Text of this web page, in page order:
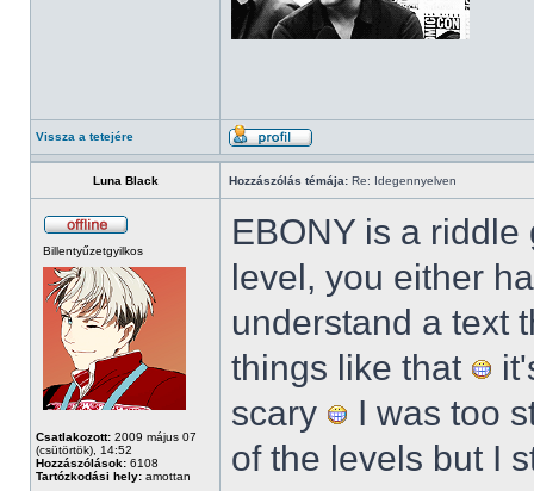
Vissza a tetejére
Luna Black Hozzászólás témája: Re: Idegennyelven
Billentyűzetgyilkos
Csatlakozott: 2009 május 07
(csütörtök), 14:52
Hozzászólások: 6108
Tartózkodási hely: amottan
EBONY is a
level, you either
understand a text
things like that
scary
I was too
of the levels but I